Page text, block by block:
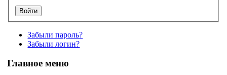
Забыли пароль?
Забыли логин?
Главное меню